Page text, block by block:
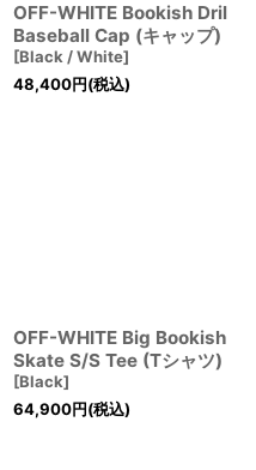
OFF-WHITE Bookish Dril
Baseball Cap (キャップ)
[Black / White]
48,400円(税込)
OFF-WHITE Big Bookish
Skate S/S Tee (Tシャツ)
[Black]
64,900円(税込)